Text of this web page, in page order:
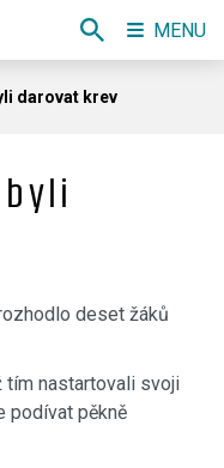
darovat krev
byli
deset žáků
tím nastartovali svoji
podívat pěkně
MENU